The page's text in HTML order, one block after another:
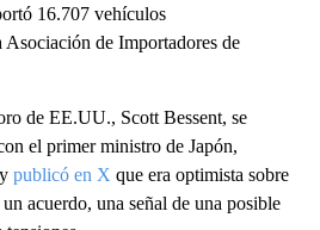
16.707 vehículos
Asociación de Importadores de
de EE.UU., Scott Bessent, se
el primer ministro de Japón,
publicó en X que era optimista sobre
acuerdo, una señal de una posible